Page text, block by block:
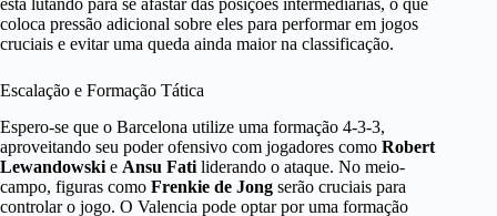
está lutando para se afastar das posições intermediárias, o que
coloca pressão adicional sobre eles para performar em jogos
cruciais e evitar uma queda ainda maior na classificação.
Escalação e Formação Tática
Espero-se que o Barcelona utilize uma formação 4-3-3,
aproveitando seu poder ofensivo com jogadores como Robert
Lewandowski e Ansu Fati liderando o ataque. No meio-
campo, figuras como Frenkie de Jong serão cruciais para
controlar o jogo. O Valencia pode optar por uma formação